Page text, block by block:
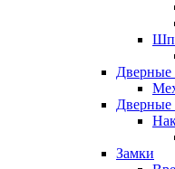
Дверные
Дверные
Замки